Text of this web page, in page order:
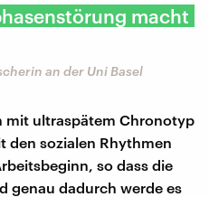
macht
an der Uni Basel
mit ultraspätem Chronotyp
den sozialen Rhythmen
so dass die
genau dadurch werde es